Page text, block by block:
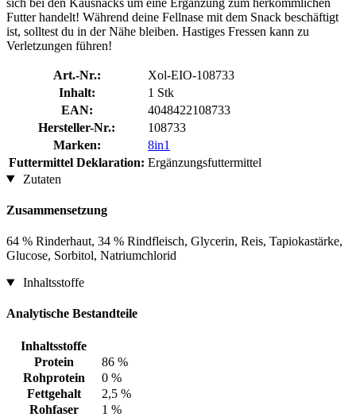
Futter handelt! Während deine Fellnase mit dem Snack beschäftigt
ist, solltest du in der Nähe bleiben. Hastiges Fressen kann zu
Verletzungen führen!
Art.-Nr.:
Xol-EIO-108733
Inhalt:
1 Stk
EAN:
4048422108733
Hersteller-Nr.:
108733
Marken:
8in1
Futtermittel Deklaration: Ergänzungsfuttermittel
Zutaten
Zusammensetzung
64 % Rinderhaut, 34 % Rindfleisch, Glycerin, Reis, Tapiokastärke,
Glucose, Sorbitol, Natriumchlorid
Inhaltsstoffe
Analytische Bestandteile
Inhaltsstoffe
Protein
86 %
Rohprotein
0 %
Fettgehalt
2,5 %
Rohfaser
1 %